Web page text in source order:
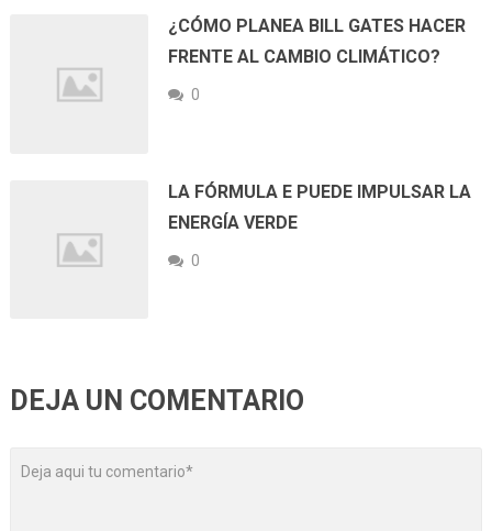
¿CÓMO PLANEA BILL GATES HACER
FRENTE AL CAMBIO CLIMÁTICO?
0
LA FÓRMULA E PUEDE IMPULSAR LA
ENERGÍA VERDE
0
DEJA UN COMENTARIO